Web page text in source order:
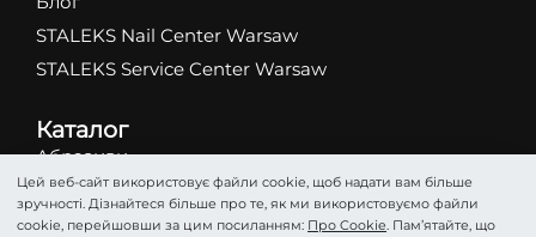
STALEKS Nail Center Warsaw
STALEKS Service Center Warsaw
Каталог
Абразиви
Ножиці
Кусачки
Цей веб-сайт використовує файли cookie, щоб надати вам більше
зручності. Дізнайтеся більше про те, як ми використовуємо файли
cookie, перейшовши за цим посиланням: Про Cookie. Пам’ятайте, що